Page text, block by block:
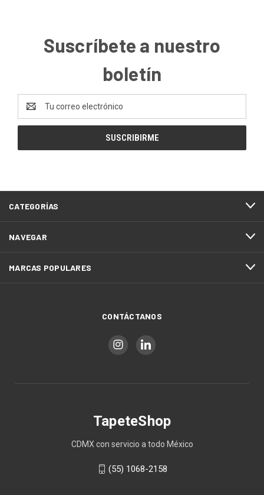
Suscríbete a nuestro
boletín
de
correo
CATEGORÍAS
NAVEGAR
MARCAS POPULARES
CONTÁCTANOS
TapeteShop
CDMX con servicio a todo México
(55) 1068-2158